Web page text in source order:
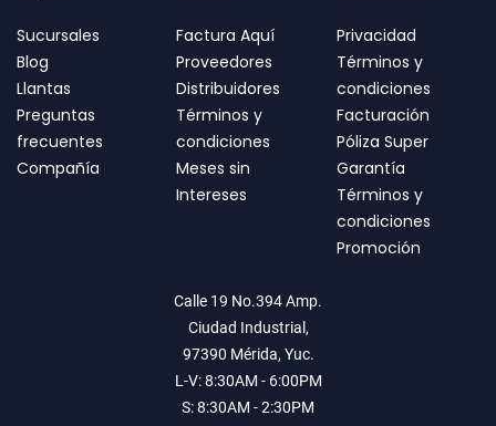
Sucursales
Blog
Llantas
Preguntas
frecuentes
Compañía
Factura Aquí
Proveedores
Distribuidores
Términos y
condiciones
Meses sin
Intereses
Privacidad
Términos y
condiciones
Facturación
Póliza Super
Garantía
Términos y
condiciones
Promoción
Calle 19 No.394 Amp.
Ciudad Industrial,
97390 Mérida, Yuc.
L-V: 8:30AM - 6:00PM
S: 8:30AM - 2:30PM